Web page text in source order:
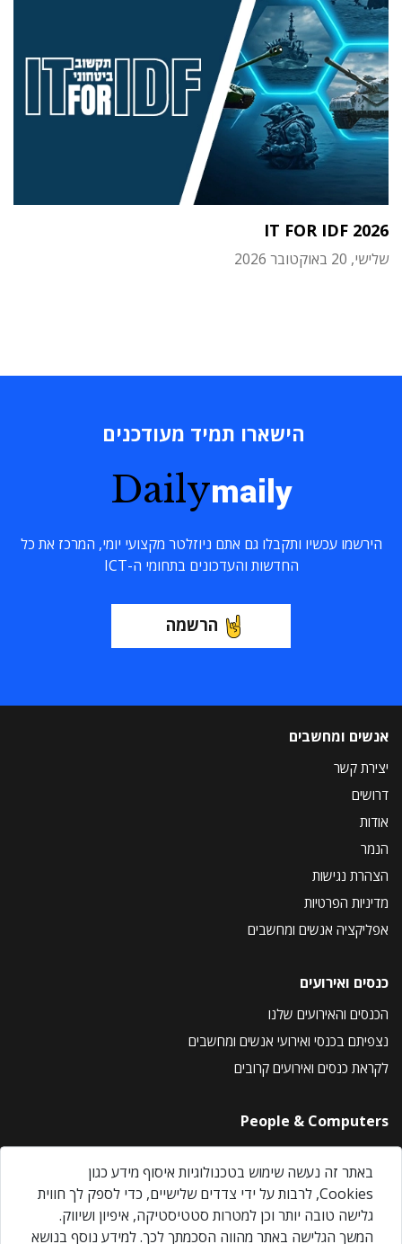
IT FOR IDF 2026
שלישי, 20 באוקטובר 2026
הישארו תמיד מעודכנים
Dailymaily
הירשמו עכשיו ותקבלו גם אתם ניוזלטר מקצועי יומי, המרכז את כל
החדשות והעדכונים בתחומי ה-ICT
הרשמה
אנשים ומחשבים
יצירת קשר
דרושים
אודות
הנמר
הצהרת נגישות
מדיניות הפרטיות
אפליקציה אנשים ומחשבים
כנסים ואירועים
הכנסים והאירועים שלנו
נצפיתם בכנסי ואירועי אנשים ומחשבים
לקראת כנסים ואירועים קרובים
People & Computers
About Us
Privacy Policy
Contact Us
Our Events
באתר זה נעשה שימוש בטכנולוגיות איסוף מידע כגון
Cookies, לרבות על ידי צדדים שלישיים, כדי לספק לך חווית
גלישה טובה יותר וכן למטרות סטטיסטיקה, איפיון ושיווק.
המשך הגלישה באתר מהווה הסכמתך לכך. למידע נוסף בנושא